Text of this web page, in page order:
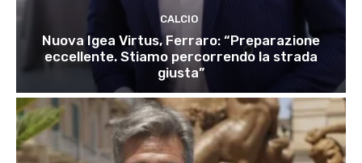
CALCIO
Nuova Igea Virtus, Ferraro: “Preparazione
eccellente. Stiamo percorrendo la strada
giusta”